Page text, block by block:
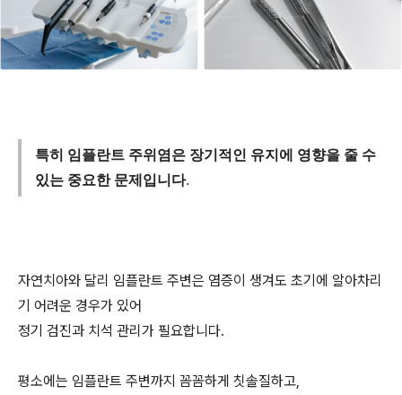
특히 임플란트 주위염은 장기적인 유지에 영향을 줄 수
있는 중요한 문제입니다.
자연치아와 달리 임플란트 주변은 염증이 생겨도 초기에 알아차리
기 어려운 경우가 있어
정기 검진과 치석 관리가 필요합니다.
평소에는 임플란트 주변까지 꼼꼼하게 칫솔질하고,